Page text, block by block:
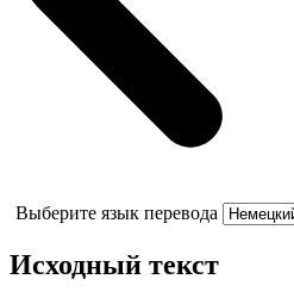
Выберите язык перевода
Исходный текст